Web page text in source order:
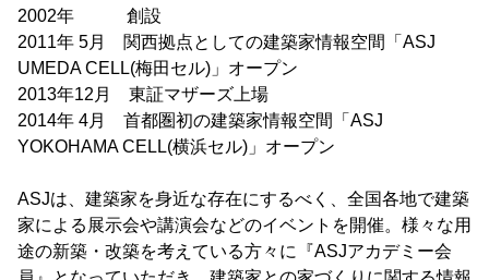
2002年 創設
2011年 5月 関西拠点としての建築家情報空間「ASJ
UMEDA CELL(梅田セル)」オープン
2013年12月 東証マザーズ上場
2014年 4月 首都圏初の建築家情報空間「ASJ
YOKOHAMA CELL(横浜セル)」オープン
ASJは、建築家を身近な存在にするべく、全国各地で建築
家による展示会や講演会などのイベントを開催。様々な用
途の新築・改築を考えている方々に『ASJアカデミー会